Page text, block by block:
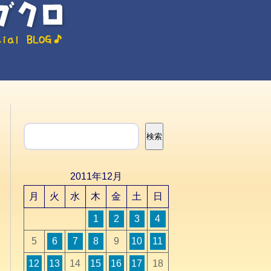
検索
検索
2011年12月
月
火 水 木 金 土 日
1 2 3 4
5 6 7 8 9 10 11
12 13 14 15 16 17 18